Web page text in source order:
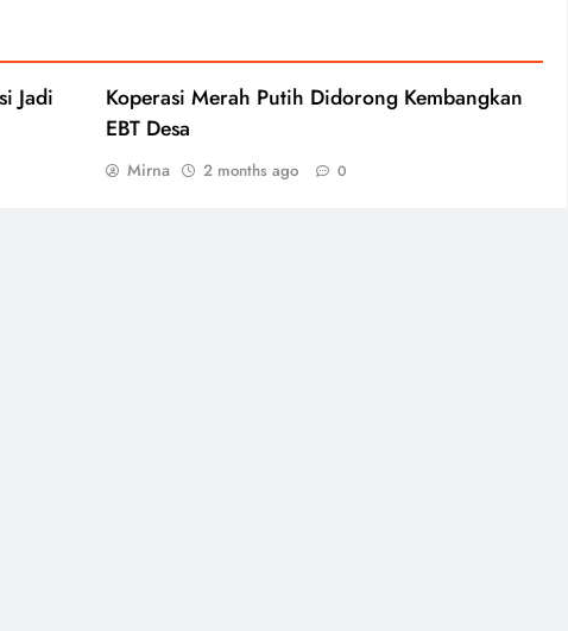
Jadi
Koperasi Merah Putih Didorong Kembangkan
EBT Desa
Mirna 2 months ago 0